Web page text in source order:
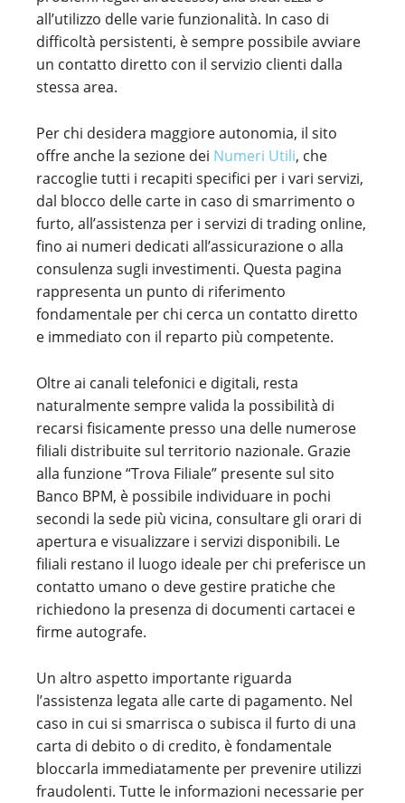
all’utilizzo delle varie funzionalità. In caso di
difficoltà persistenti, è sempre possibile avviare
un contatto diretto con il servizio clienti dalla
stessa area.
Per chi desidera maggiore autonomia, il sito
offre anche la sezione dei Numeri Utili, che
raccoglie tutti i recapiti specifici per i vari servizi,
dal blocco delle carte in caso di smarrimento o
furto, all’assistenza per i servizi di trading online,
fino ai numeri dedicati all’assicurazione o alla
consulenza sugli investimenti. Questa pagina
rappresenta un punto di riferimento
fondamentale per chi cerca un contatto diretto
e immediato con il reparto più competente.
Oltre ai canali telefonici e digitali, resta
naturalmente sempre valida la possibilità di
recarsi fisicamente presso una delle numerose
filiali distribuite sul territorio nazionale. Grazie
alla funzione “Trova Filiale” presente sul sito
Banco BPM, è possibile individuare in pochi
secondi la sede più vicina, consultare gli orari di
apertura e visualizzare i servizi disponibili. Le
filiali restano il luogo ideale per chi preferisce un
contatto umano o deve gestire pratiche che
richiedono la presenza di documenti cartacei e
firme autografe.
Un altro aspetto importante riguarda
l’assistenza legata alle carte di pagamento. Nel
caso in cui si smarrisca o subisca il furto di una
carta di debito o di credito, è fondamentale
bloccarla immediatamente per prevenire utilizzi
fraudolenti. Tutte le informazioni necessarie per